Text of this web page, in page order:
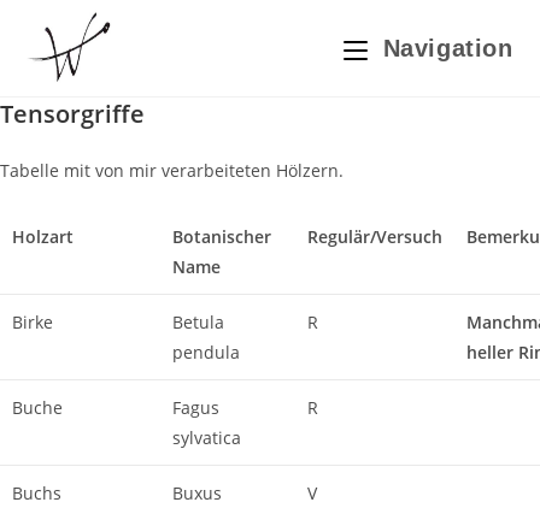
springen
Navigation
Tensorgriffe
Tabelle mit von mir verarbeiteten Hölzern.
Holzart
Botanischer
Name
Regulär/Versuch
Birke
Betula
pendula
R
heller
Buche
Fagus
sylvatica
R
Buchs
Buxus
V